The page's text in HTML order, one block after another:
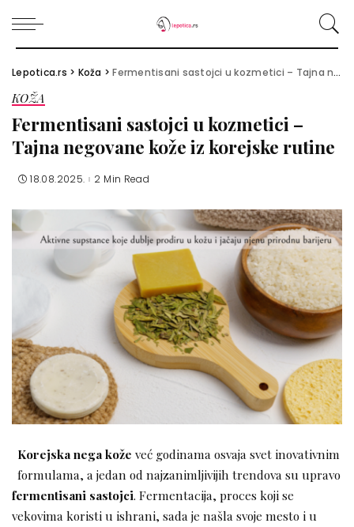
Lepotica.rs > Koža >Fermentisani sastojci u kozmetici – Tajna negovane kože iz korejske rutine
KOŽA
Fermentisani sastojci u kozmetici –
Tajna negovane kože iz korejske rutine
18.08.2025. 2 Min Read
Korejska nega kože već godinama osvaja svet inovativnim
formulama, a jedan od najzanimljivijih trendova su upravo
fermentisani sastojci. Fermentacija, proces koji se
vekovima koristi u ishrani, sada je našla svoje mesto i u